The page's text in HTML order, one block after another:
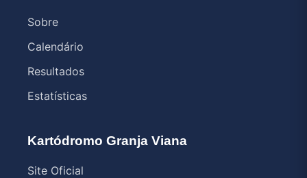
Sobre
Calendário
Resultados
Estatísticas
Kartódromo Granja Viana
Site Oficial